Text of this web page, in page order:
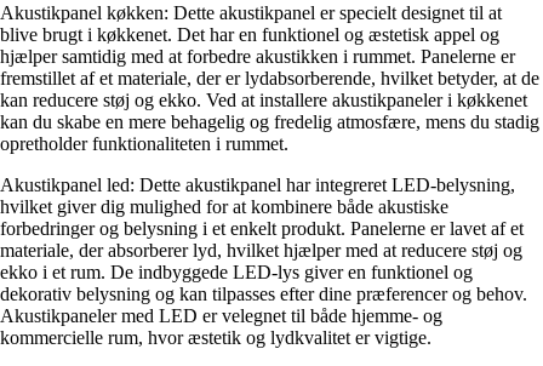
Akustikpanel køkken: Dette akustikpanel er specielt designet til at
blive brugt i køkkenet. Det har en funktionel og æstetisk appel og
hjælper samtidig med at forbedre akustikken i rummet. Panelerne er
fremstillet af et materiale, der er lydabsorberende, hvilket betyder, at de
kan reducere støj og ekko. Ved at installere akustikpaneler i køkkenet
kan du skabe en mere behagelig og fredelig atmosfære, mens du stadig
opretholder funktionaliteten i rummet.
Akustikpanel led: Dette akustikpanel har integreret LED-belysning,
hvilket giver dig mulighed for at kombinere både akustiske
forbedringer og belysning i et enkelt produkt. Panelerne er lavet af et
materiale, der absorberer lyd, hvilket hjælper med at reducere støj og
ekko i et rum. De indbyggede LED-lys giver en funktionel og
dekorativ belysning og kan tilpasses efter dine præferencer og behov.
Akustikpaneler med LED er velegnet til både hjemme- og
kommercielle rum, hvor æstetik og lydkvalitet er vigtige.